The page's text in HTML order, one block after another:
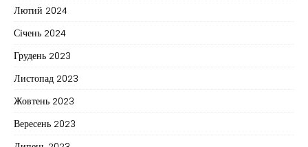
Лютий 2024
Січень 2024
Грудень 2023
Листопад 2023
Жовтень 2023
Вересень 2023